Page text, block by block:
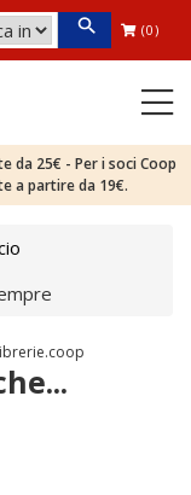
(0)
da 25€ - Per i soci Coop
a partire da 19€.